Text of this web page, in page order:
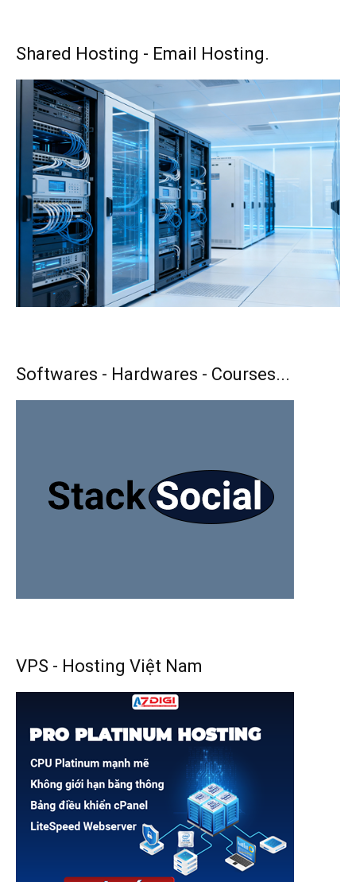
Shared Hosting - Email Hosting.
Softwares - Hardwares - Courses...
VPS - Hosting Việt Nam